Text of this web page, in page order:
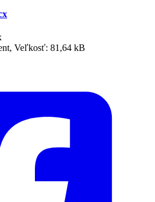
Veľkosť: 81,64 kB